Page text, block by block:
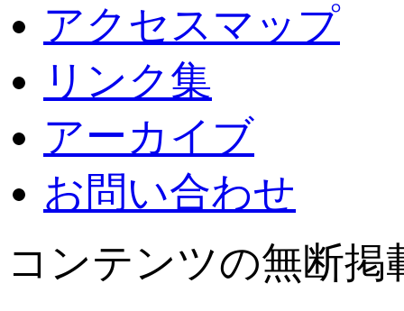
アクセスマップ
リンク集
アーカイブ
お問い合わせ
コンテンツの無断